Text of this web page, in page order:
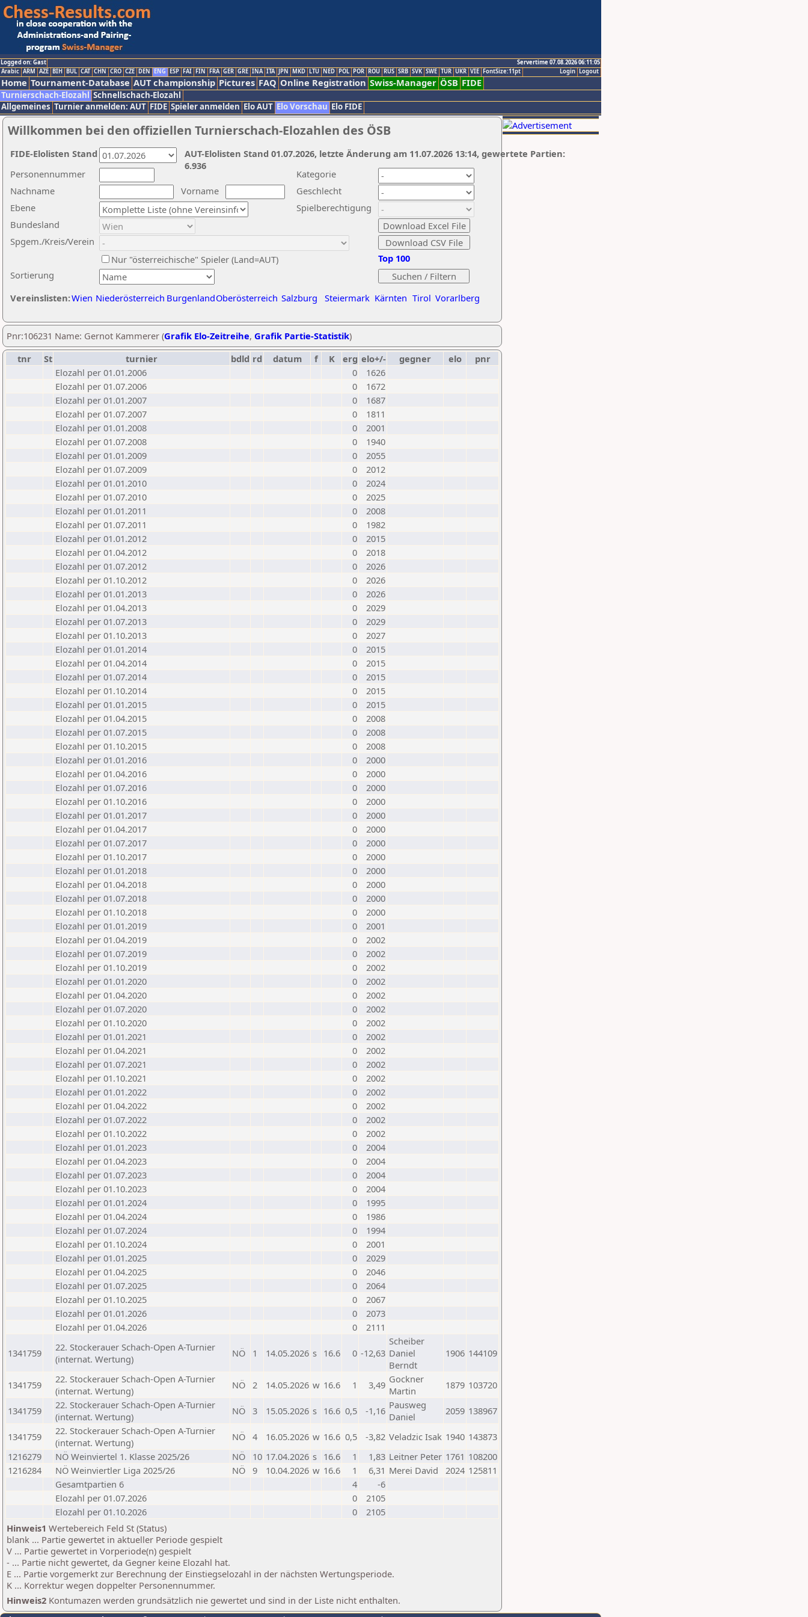
Logged on: Gast
Servertime 07.08.2026 06:11:05
Logout
Login
Arabic ARM AZE BIH BUL CAT CHN CRO CZE DEN ENG ESP FAI FIN FRA GER GRE INA ITA JPN MKD LTU NED POL POR ROU RUS SRB SVK SWE TUR UKR VIE FontSize:11pt
Home Tournament-Database AUT championship Pictures FAQ Online Registration Swiss-Manager ÖSB FIDE
Turnierschach-Elozahl Schnellschach-Elozahl
Allgemeines Turnier anmelden: AUT FIDE Spieler anmelden Elo AUT Elo Vorschau Elo FIDE
Willkommen bei den offiziellen Turnierschach-Elozahlen des ÖSB
Nachname
Vorname
Ebene
Kategorie
Sortierung
Personennummer
Bundesland
Spgem./Kreis/Verein
Geschlecht
Nur "österreichische" Spieler (Land=AUT)
Spielberechtigung
Vereinslisten:Wien Niederösterreich BurgenlandOberösterreich Salzburg Steiermark Kärnten Tirol Vorarlberg
Top 100
AUT-Elolisten Stand 01.07.2026, letzte Änderung am 11.07.2026 13:14, gewertete Partien:
6.936
FIDE-Elolisten Stand
Pnr:106231 Name: Gernot Kammerer (Grafik Elo-Zeitreihe, Grafik Partie-Statistik)
tnr
St turnier bdld rd datum f K erg elo+/- gegner elo
pnr
Elozahl per 01.01.2006
0
1626
Elozahl per 01.07.2006
0
1672
Elozahl per 01.01.2007
0
1687
Elozahl per 01.07.2007
0
1811
Elozahl per 01.01.2008
0
2001
Elozahl per 01.07.2008
0
1940
Elozahl per 01.01.2009
0
2055
Elozahl per 01.07.2009
0
2012
Elozahl per 01.01.2010
0
2024
Elozahl per 01.07.2010
0
2025
Elozahl per 01.01.2011
0
2008
Elozahl per 01.07.2011
0
1982
Elozahl per 01.01.2012
0
2015
Elozahl per 01.04.2012
0
2018
Elozahl per 01.07.2012
0
2026
Elozahl per 01.10.2012
0
2026
Elozahl per 01.01.2013
0
2026
Elozahl per 01.04.2013
0
2029
Elozahl per 01.07.2013
0
2029
Elozahl per 01.10.2013
0
2027
Elozahl per 01.01.2014
0
2015
Elozahl per 01.04.2014
0
2015
Elozahl per 01.07.2014
0
2015
Elozahl per 01.10.2014
0
2015
Elozahl per 01.01.2015
0
2015
Elozahl per 01.04.2015
0
2008
Elozahl per 01.07.2015
0
2008
Elozahl per 01.10.2015
0
2008
Elozahl per 01.01.2016
0
2000
Elozahl per 01.04.2016
0
2000
Elozahl per 01.07.2016
0
2000
Elozahl per 01.10.2016
0
2000
Elozahl per 01.01.2017
0
2000
Elozahl per 01.04.2017
0
2000
Elozahl per 01.07.2017
0
2000
Elozahl per 01.10.2017
0
2000
Elozahl per 01.01.2018
0
2000
Elozahl per 01.04.2018
0
2000
Elozahl per 01.07.2018
0
2000
Elozahl per 01.10.2018
0
2000
Elozahl per 01.01.2019
0
2001
Elozahl per 01.04.2019
0
2002
Elozahl per 01.07.2019
0
2002
Elozahl per 01.10.2019
0
2002
Elozahl per 01.01.2020
0
2002
Elozahl per 01.04.2020
0
2002
Elozahl per 01.07.2020
0
2002
Elozahl per 01.10.2020
0
2002
Elozahl per 01.01.2021
0
2002
Elozahl per 01.04.2021
0
2002
Elozahl per 01.07.2021
0
2002
Elozahl per 01.10.2021
0
2002
Elozahl per 01.01.2022
0
2002
Elozahl per 01.04.2022
0
2002
Elozahl per 01.07.2022
0
2002
Elozahl per 01.10.2022
0
2002
Elozahl per 01.01.2023
0
2004
Elozahl per 01.04.2023
0
2004
Elozahl per 01.07.2023
0
2004
Elozahl per 01.10.2023
0
2004
Elozahl per 01.01.2024
0
1995
Elozahl per 01.04.2024
0
1986
Elozahl per 01.07.2024
0
1994
Elozahl per 01.10.2024
0
2001
Elozahl per 01.01.2025
0
2029
Elozahl per 01.04.2025
0
2046
Elozahl per 01.07.2025
0
2064
Elozahl per 01.10.2025
0
2067
Elozahl per 01.01.2026
0
2073
Elozahl per 01.04.2026
0 2111
1341759
22. Stockerauer Schach-Open A-Turnier
(internat. Wertung)
NÖ 1 14.05.2026 s 16.6 0 -12,63
Scheiber
Daniel
Berndt
1906 144109
1341759
22. Stockerauer Schach-Open A-Turnier
(internat. Wertung)
NÖ 2 14.05.2026 w 16.6 1 3,49 Gockner
Martin
1879 103720
1341759
22. Stockerauer Schach-Open A-Turnier
(internat. Wertung)
NÖ 3 15.05.2026 s 16.6 0,5 -1,16 Pausweg
Daniel
2059 138967
1341759
22. Stockerauer Schach-Open A-Turnier
(internat. Wertung)
NÖ 4 16.05.2026 w 16.6 0,5 -3,82 Veladzic Isak 1940 143873
1216279
NÖ Weinviertel 1. Klasse 2025/26 NÖ 10 17.04.2026 s 16.6 1 1,83 Leitner Peter 1761 108200
1216284
NÖ Weinviertler Liga 2025/26 NÖ 9 10.04.2026 w 16.6 1 6,31 Merei David 2024 125811
Gesamtpartien 6
4
-6
Elozahl per 01.07.2026
0
2105
Elozahl per 01.10.2026
0
2105
Hinweis1 Wertebereich Feld St (Status)
blank ... Partie gewertet in aktueller Periode gespielt
V ... Partie gewertet in Vorperiode(n) gespielt
- ... Partie nicht gewertet, da Gegner keine Elozahl hat.
E ... Partie vorgemerkt zur Berechnung der Einstiegselozahl in der nächsten Wertungsperiode.
K ... Korrektur wegen doppelter Personennummer.
Hinweis2 Kontumazen werden grundsätzlich nie gewertet und sind in der Liste nicht enthalten.